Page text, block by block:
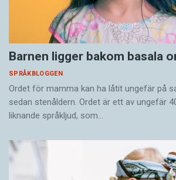
Barnen ligger bakom basala
SPRÅKBLOGGEN
Ordet för mamma kan ha låtit ungefär på
sedan stenåldern. Ordet är ett av ungefär
liknande språkljud, som…